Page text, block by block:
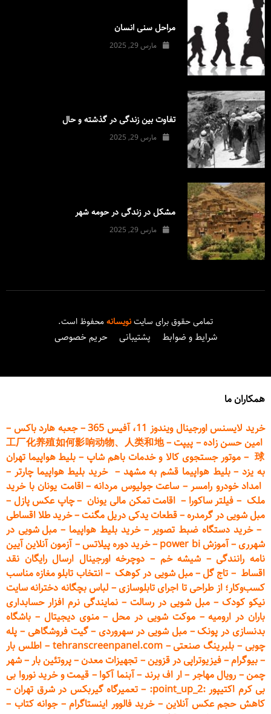
مراحل سنی انسان
مارس 29, 2025
تفاوت بین زندگی در گذشته و حال
مارس 29, 2025
مشکل در زندگی در حومه شهر
مارس 29, 2025
تمامی حقوق برای سایتنویسانهمحفوظ است.
شرایط و ضوابط پشتیبانی حریم خصوصی
همکاران ما
خرید لایسنس اورجینال ویندوز 11، آفیس 365
–جعبه هارد باکس –
امین حسن زاده– پیپت–
工厂化养殖如何影响动物、人类和地
球
– موتور جستجوی کالا و خدمات باهم شاپ– بلیط هواپیما تهران
به یزد–بلیط هواپیما قشم به مشهد –خرید بلیط هواپیما چارتر –
امداد خودرو رامسر– ساعت جولیوس مردانه–اقامت یونان با خرید
ملک – فیلتر ساکورا – اقامت تمکن مالی یونان –چاپ عکس پازل –
مبل شویی در گرمدره–قطعاتیدکی دریل مگنت–خرید طلا اقساطی
–خرید دستگاه ضبط تصویر–خرید بلیط هواپیما –مبل شویی در
شهرری–آموزش power bi –خرید دورهپیلاتس–آزمون آنلاین آیین
نامه رانندگی– شیشه خم – دوچرخه اورجینال ارسال رایگان نقد
اقساط – تاج گل–مبل شویی در کوهک–انتخاب تابلو مغازه مناسب
کسب‌وکار؛ از طراحی تا اجرای تابلوسازی– لباس بچگانه دخترانه سایت
نیکو کودک – مبل شویی در رسالت – نمایندگی نرم افزار حسابداری
باران در ارومیه–موکت شویی در محل–منوی دیجیتال – باشگاه
بدنسازی در پونک–مبل شویی در سهروردی–گیت فروشگاهی – پله
چوبی – بلبرینگ صنعتی–
tehranscreenpanel.com
–اطلس بار
–بیوگرام–فیزیوتراپی در قزوین– تجهیزات معدن–پروتئین بار–شهر
چمن– رویال مهاجر –ار اف برند –آبنما آکوا – قیمت و خرید نوروا بی
بی کرم اکتیپور :point_up_2:
– تعمیرگاه گیربکس در شرق تهران–
کاهش حجم عکس آنلاین–خرید فالوور اینستاگرام–جوانه کتاب –